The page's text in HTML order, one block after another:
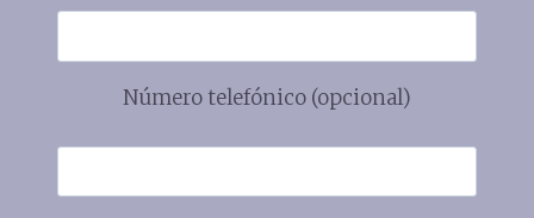
Número telefónico (opcional)